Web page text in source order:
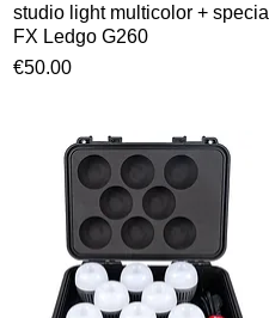
studio light multicolor + special
FX Ledgo G260
Prijs
€50.00